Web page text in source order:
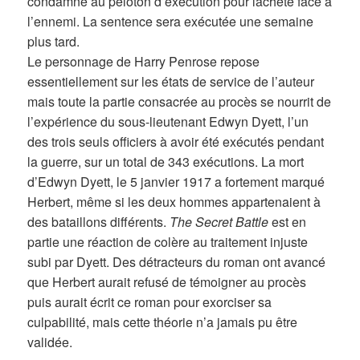
l’ennemi. La sentence sera exécutée une semaine
plus tard.
Le personnage de Harry Penrose repose
essentiellement sur les états de service de l’auteur
mais toute la partie consacrée au procès se nourrit de
l’expérience du sous-lieutenant Edwyn Dyett, l’un
des trois seuls officiers à avoir été exécutés pendant
la guerre, sur un total de 343 exécutions. La mort
d’Edwyn Dyett, le 5 janvier 1917 a fortement marqué
Herbert, même si les deux hommes appartenaient à
des bataillons différents. The Secret Battleest en
partie une réaction de colère au traitement injuste
subi par Dyett. Des détracteurs du roman ont avancé
que Herbert aurait refusé de témoigner au procès
puis aurait écrit ce roman pour exorciser sa
culpabilité, mais cette théorie n’a jamais pu être
validée.